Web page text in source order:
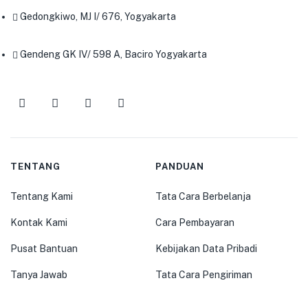
Gedongkiwo, MJ I/ 676, Yogyakarta
Gendeng GK IV/ 598 A, Baciro Yogyakarta
TENTANG
Tentang Kami
Kontak Kami
Pusat Bantuan
Tanya Jawab
PANDUAN
Tata Cara Berbelanja
Cara Pembayaran
Kebijakan Data Pribadi
Tata Cara Pengiriman